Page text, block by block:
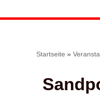
Startseite »